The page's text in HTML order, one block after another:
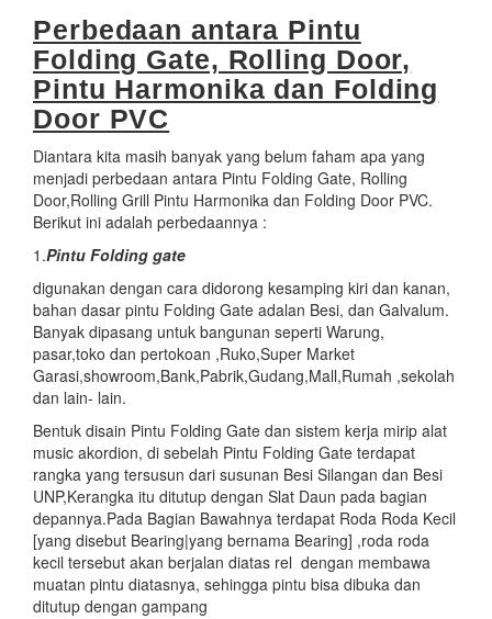
Perbedaan antara Pintu
Folding Gate, Rolling Door,
Pintu Harmonika dan Folding
Door PVC
Diantara kita masih banyak yang belum faham apa yang
menjadi perbedaan antara Pintu Folding Gate, Rolling
Door,Rolling Grill Pintu Harmonika dan Folding Door PVC.
Berikut ini adalah perbedaannya :
1.Pintu Folding gate
digunakan dengan cara didorong kesamping kiri dan kanan,
bahan dasar pintu Folding Gate adalan Besi, dan Galvalum.
Banyak dipasang untuk bangunan seperti Warung,
pasar,toko dan pertokoan ,Ruko,Super Market
Garasi,showroom,Bank,Pabrik,Gudang,Mall,Rumah ,sekolah
dan lain- lain.
Bentuk disain Pintu Folding Gate dan sistem kerja mirip alat
music akordion, di sebelah Pintu Folding Gate terdapat
rangka yang tersusun dari susunan Besi Silangan dan Besi
UNP,Kerangka itu ditutup dengan Slat Daun pada bagian
depannya.Pada Bagian Bawahnya terdapat Roda Roda Kecil
[yang disebut Bearing|yang bernama Bearing] ,roda roda
kecil tersebut akan berjalan diatas rel dengan membawa
muatan pintu diatasnya, sehingga pintu bisa dibuka dan
ditutup dengan gampang